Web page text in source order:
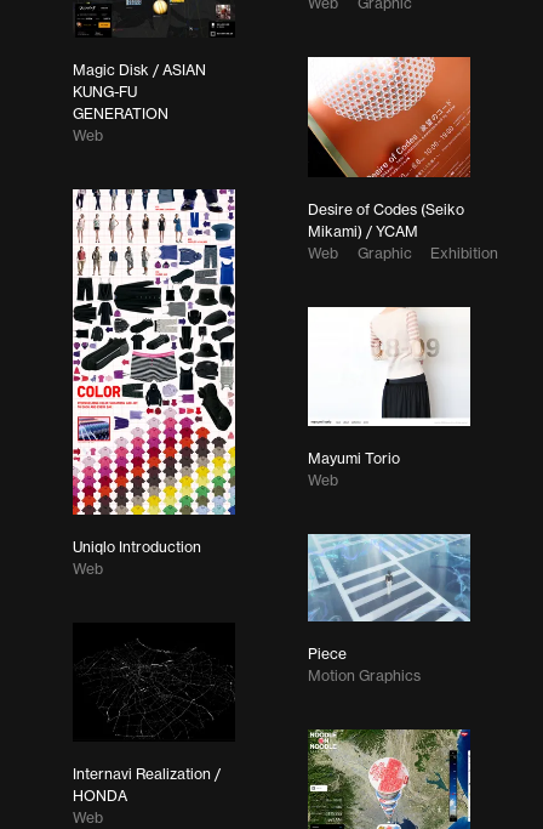
Magic Disk / ASIAN
KUNG-FU
GENERATION
Web
Desire of Codes (Seiko
Mikami) / YCAM
Web
Graphic Exhibition
Uniqlo Introduction
Web
Mayumi Torio
Web
Piece
Motion Graphics
Internavi Realization /
HONDA
Web